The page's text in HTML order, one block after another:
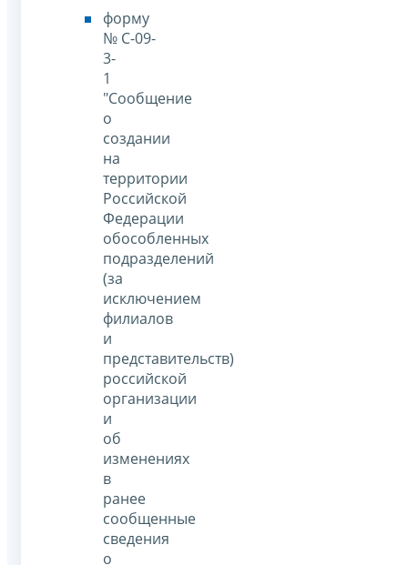
форму
№ С-09-
3-
1
"Сообщение
о
создании
на
территории
Российской
Федерации
обособленных
подразделений
(за
исключением
филиалов
и
представительств)
российской
организации
и
об
изменениях
в
ранее
сообщенные
сведения
о